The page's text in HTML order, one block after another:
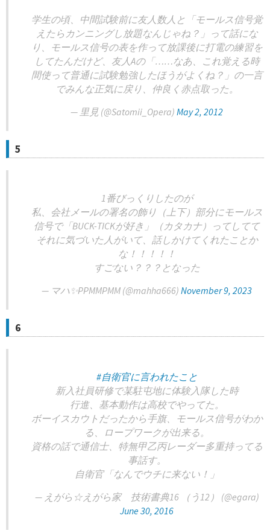
学生の頃、中間試験前に友人数人と「モールス信号覚
えたらカンニングし放題なんじゃね？」って話にな
り、モールス信号の表を作って放課後に打電の練習を
してたんだけど、友人Aの「……なあ、これ覚える時
間使って普通に試験勉強したほうがよくね？」の一言
でみんな正気に戻り、仲良く赤点取った。
— 里見 (@Satomii_Opera) May 2, 2012
5
1番びっくりしたのが
私、会社メールの署名の飾り（上下）部分にモールス
信号で「BUCK-TICKが好き」（カタカナ）ってしてて
それに気づいた人がいて、話しかけてくれたことか
な！！！！！
すごない？？？となった
— マハ✨PPMMPMM (@mahha666) November 9, 2023
6
#自衛官に言われたこと
新入社員研修で某駐屯地に体験入隊した時
行進、基本動作は高校でやってた。
ボーイスカウトだったから手旗、モールス信号がわか
る、ロープワークが出来る。
資格の話で通信士、特無甲乙丙レーダー多重持ってる
事話す。
自衛官「なんでウチに来ない！」
— えがら☆えがら家 技術書典16 （う12） (@egara)
June 30, 2016